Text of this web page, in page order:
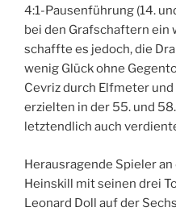
4:1-Pausenführung (14.
bei den Grafschaftern ein
schaffte es jedoch, die
wenig Glück ohne
Cevriz durch Elfmeter
erzielten in der 55. und
letztendlich auch
Herausragende Spieler
Heinskill mit seinen drei
Leonard Doll auf der